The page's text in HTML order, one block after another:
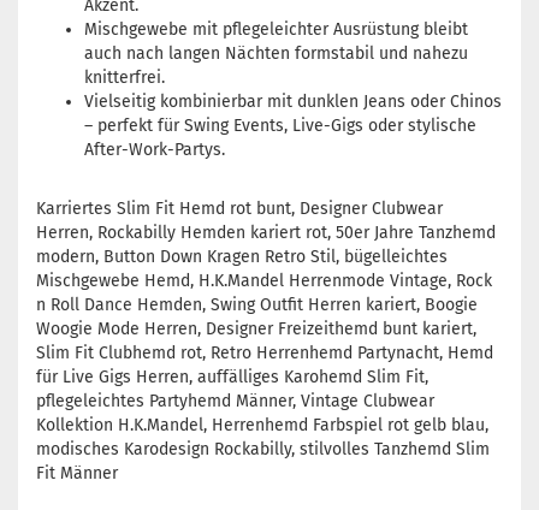
Akzent.
Mischgewebe mit pflegeleichter Ausrüstung bleibt
auch nach langen Nächten formstabil und nahezu
knitterfrei.
Vielseitig kombinierbar mit dunklen Jeans oder Chinos
– perfekt für Swing Events, Live-Gigs oder stylische
After-Work-Partys.
Karriertes Slim Fit Hemd rot bunt, Designer Clubwear
Herren, Rockabilly Hemden kariert rot, 50er Jahre Tanzhemd
modern, Button Down Kragen Retro Stil, bügelleichtes
Mischgewebe Hemd, H.K.Mandel Herrenmode Vintage, Rock
n Roll Dance Hemden, Swing Outfit Herren kariert, Boogie
Woogie Mode Herren, Designer Freizeithemd bunt kariert,
Slim Fit Clubhemd rot, Retro Herrenhemd Partynacht, Hemd
für Live Gigs Herren, auffälliges Karohemd Slim Fit,
pflegeleichtes Partyhemd Männer, Vintage Clubwear
Kollektion H.K.Mandel, Herrenhemd Farbspiel rot gelb blau,
modisches Karodesign Rockabilly, stilvolles Tanzhemd Slim
Fit Männer